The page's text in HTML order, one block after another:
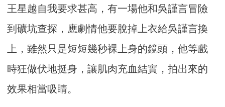
王星越自我要求甚高，有一場他和吳謹言冒險
到礦坑查探，應劇情他要脫掉上衣給吳謹言換
上，雖然只是短短幾秒裸上身的鏡頭，他等戲
時狂做伏地挺身，讓肌肉充血結實，拍出來的
效果相當吸睛。